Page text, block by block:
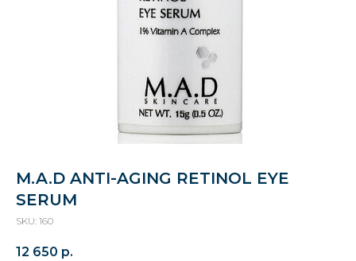
M.A.D ANTI-AGING RETINOL EYE
SERUM
SKU: 160
12 650 р.